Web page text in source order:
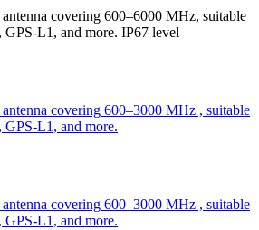
covering 600–6000 MHz, suitable
GPS-L1, and more. IP67 level
covering 600–3000 MHz , suitable
L1, and more.
covering 600–3000 MHz , suitable
L1, and more.